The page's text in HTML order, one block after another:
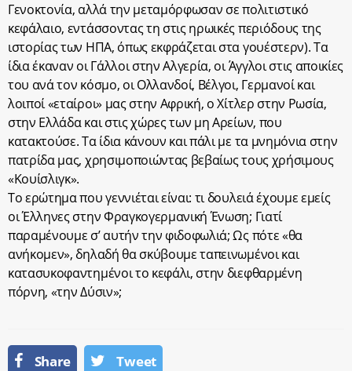
Γενοκτονία, αλλά την μεταμόρφωσαν σε πολιτιστικό
κεφάλαιο, εντάσσοντας τη στις ηρωικές περιόδους της
ιστορίας των ΗΠΑ, όπως εκφράζεται στα γουέστερν). Τα
ίδια έκαναν οι Γάλλοι στην Αλγερία, οι Άγγλοι στις αποικίες
του ανά τον κόσμο, οι Ολλανδοί, Βέλγοι, Γερμανοί και
λοιποί «εταίροι» μας στην Αφρική, ο Χίτλερ στην Ρωσία,
στην Ελλάδα και στις χώρες των μη Αρείων, που
κατακτούσε. Τα ίδια κάνουν και πάλι με τα μνημόνια στην
πατρίδα μας, χρησιμοποιώντας βεβαίως τους χρήσιμους
«Κουίσλιγκ».
Το ερώτημα που γεννιέται είναι: τι δουλειά έχουμε εμείς
οι Έλληνες στην Φραγκογερμανική Ένωση; Γιατί
παραμένουμε σ’ αυτήν την φιδοφωλιά; Ως πότε «θα
ανήκομεν», δηλαδή θα σκύβουμε ταπεινωμένοι και
κατασυκοφαντημένοι το κεφάλι, στην διεφθαρμένη
πόρνη, «την Δύσιν»;
Share Tweet